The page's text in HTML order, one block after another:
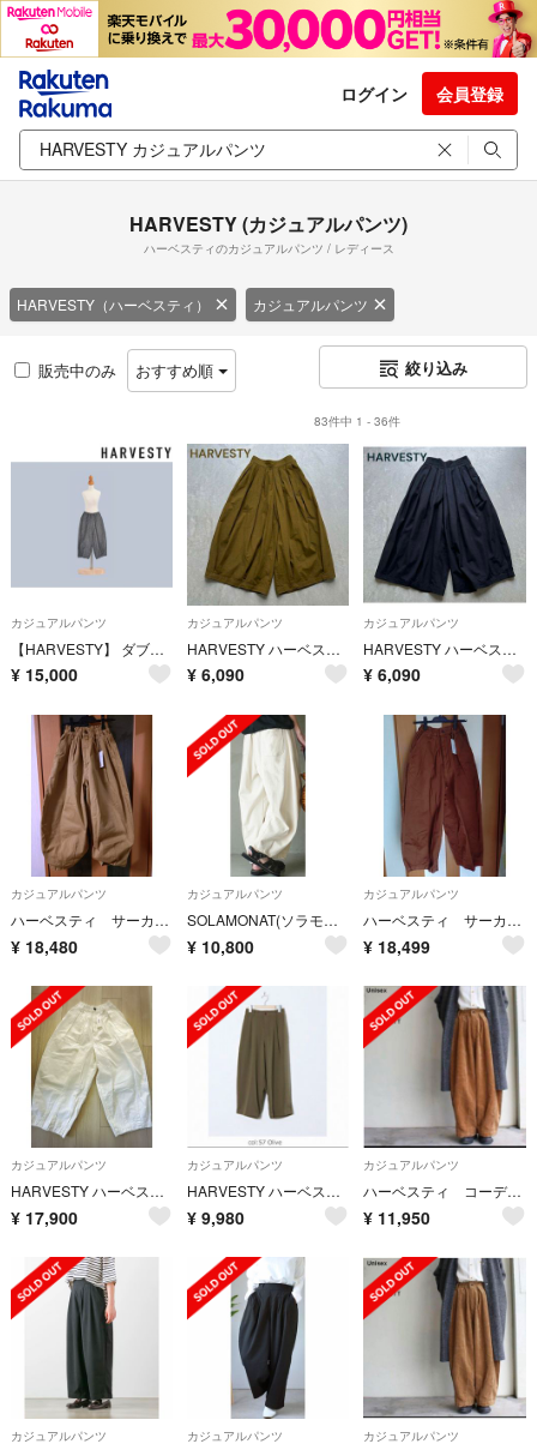
ログイン 会員登録
HARVESTY (カジュアルパンツ)
ハーベスティのカジュアルパンツ / レディース
HARVESTY（ハーベスティ） カジュアルパンツ
販売中のみ おすすめ順 絞り込み
83件中 1 - 36件
カジュアルパンツ
【HARVESTY】 ダブルフェイスツイード クロップドイージー サーカスパンツ
¥ 15,000
カジュアルパンツ
HARVESTY ハーベスティ サーカス キュロット ガウチョパンツ カーキ
¥ 6,090
カジュアルパンツ
HARVESTY ハーベスティ サーカス キュロット ガウチョパンツ ブラック
¥ 6,090
カジュアルパンツ
ハーベスティ サーカスパンツ 新品タグ付き
¥ 18,480
カジュアルパンツ
SOLAMONAT(ソラモナ) ペンネ天竺バルーンパンツ レディース ボトムス
¥ 10,800
カジュアルパンツ
ハーベスティ サーカスパンツ 新品 タグ付き
¥ 18,499
カジュアルパンツ
HARVESTY ハーベスティ サーカスパンツ A11709 ホワイト 新品
¥ 17,900
カジュアルパンツ
HARVESTY ハーベスティエッグパンツ（オリーブ）
¥ 9,980
カジュアルパンツ
ハーベスティ コーデュロイサーカスパンツ サイズ 02
¥ 11,950
カジュアルパンツ カジュアルパンツ カジュアルパンツ